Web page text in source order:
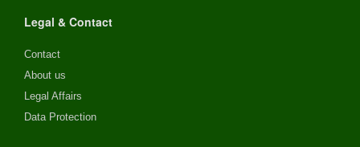
Legal & Contact
Contact
About us
Legal Affairs
Data Protection